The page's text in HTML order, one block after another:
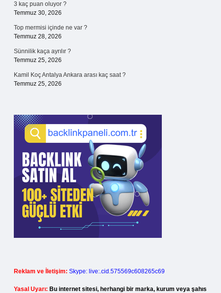
3 kaç puan oluyor ?
Temmuz 30, 2026
Top mermisi içinde ne var ?
Temmuz 28, 2026
Sünnilik kaça ayrılır ?
Temmuz 25, 2026
Kamil Koç Antalya Ankara arası kaç saat ?
Temmuz 25, 2026
Reklam ve İletişim: Skype: live:.cid.575569c608265c69
Yasal Uyarı: Bu internet sitesi, herhangi bir marka, kurum veya şahıs